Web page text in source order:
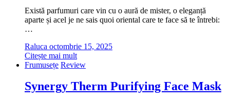
Există parfumuri care vin cu o aură de mister, o eleganță
aparte și acel je ne sais quoi oriental care te face să te întrebi:
…
Raluca octombrie 15, 2025
Citește mai mult
Frumusețe Review
Synergy Therm Purifying Face Mask